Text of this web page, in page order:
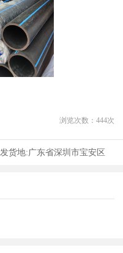
浏览次数： 444次
发货地:广东省深圳市宝安区